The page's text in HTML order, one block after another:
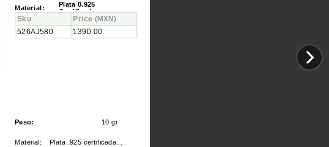
Material:
Plata 0.925
Certificada...
Sku Price (MXN)
526AJ580 1390.00
Peso: 10 gr
Material: Plata .925 certificada...